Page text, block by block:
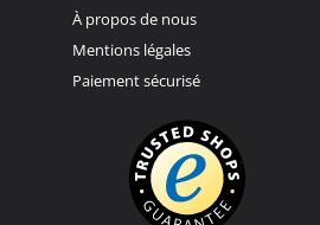
À propos de nous
Mentions légales
Paiement sécurisé